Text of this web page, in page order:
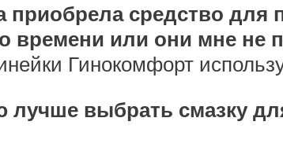
приобрела средство
времени или они мне не
Гинокомфорт
лучше выбрать смазку